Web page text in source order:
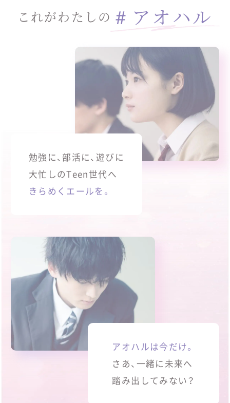
これがわたしの ＃アオハル
勉強に、部活に、遊びに
大忙しのTeen世代へ
きらめくエールを。
アオハルは今だけ。
さあ、一緒に未来へ
踏み出してみない？